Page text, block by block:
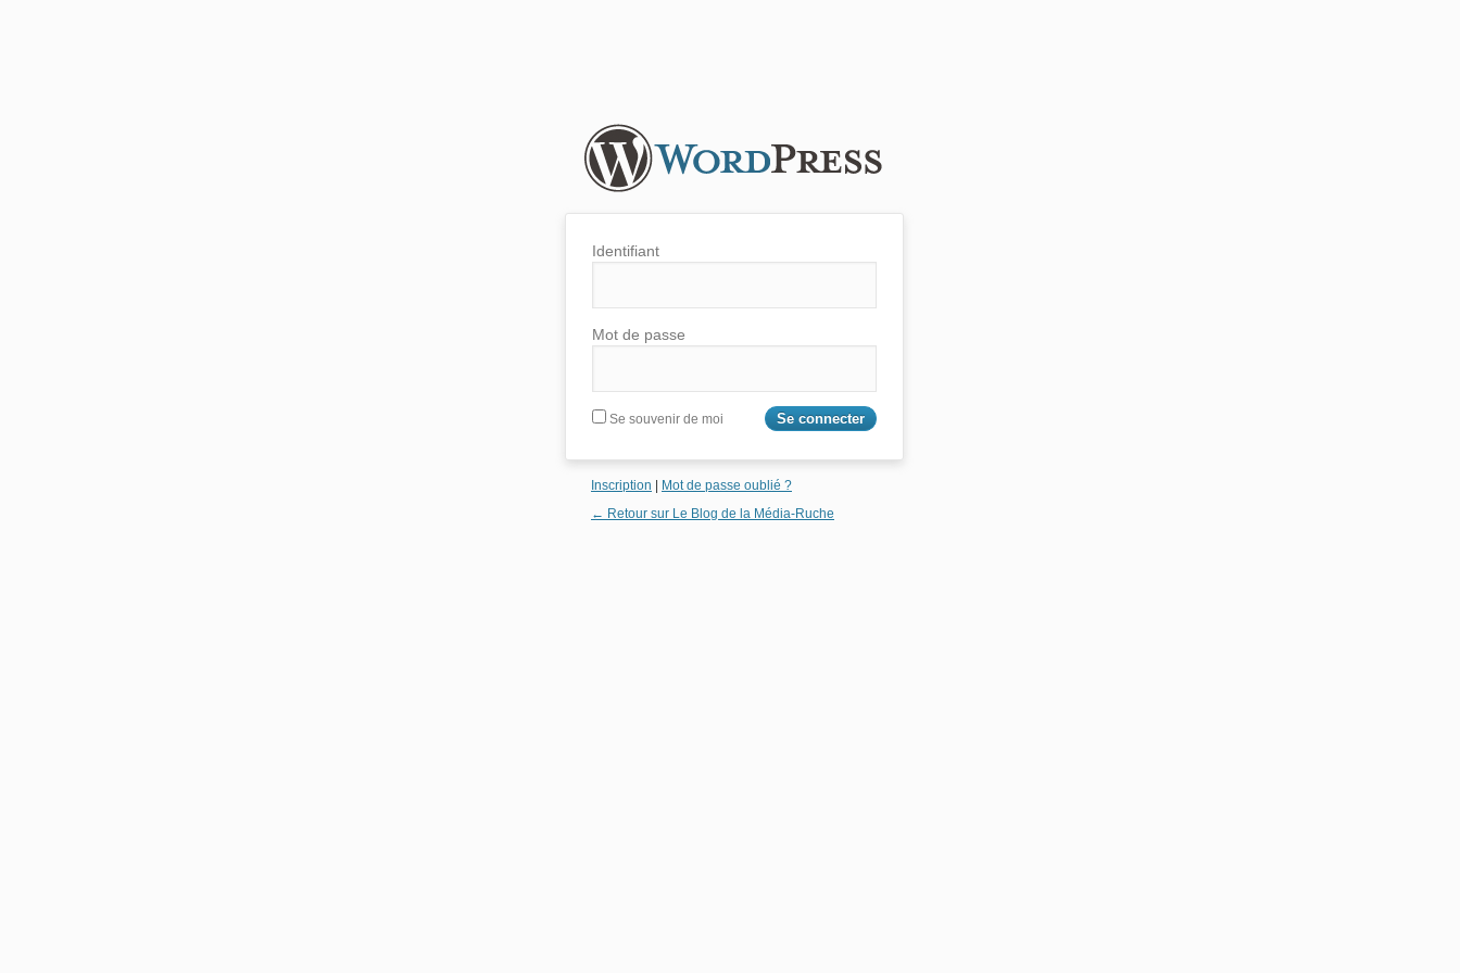
Identifiant
Mot de passe
Se souvenir de moi
Inscription
Mot de passe oublié ?
← Retour sur Le Blog de la Média-Ruche